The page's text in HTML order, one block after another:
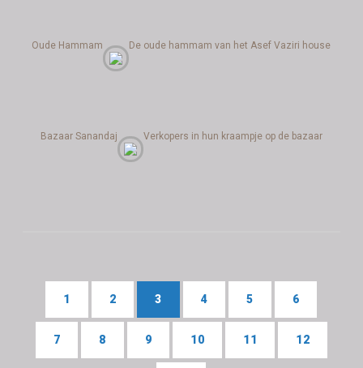
Oude Hammam De oude hammam van het Asef Vaziri house
Bazaar Sanandaj Verkopers in hun kraampje op de bazaar
1 2 3 4 5 6
7 8 9 10 11 12